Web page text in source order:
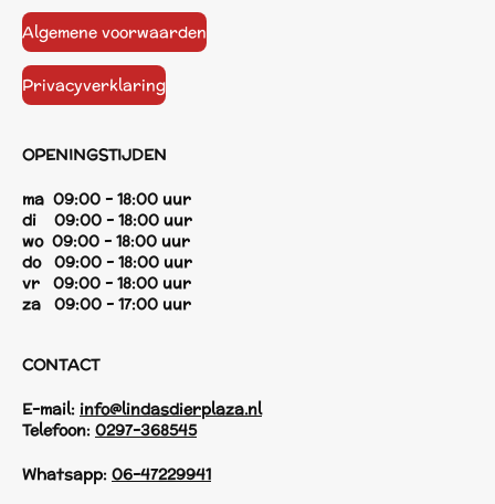
Algemene voorwaarden
Privacyverklaring
OPENINGSTIJDEN
ma 09:00 - 18:00 uur
di 09:00 - 18:00 uur
wo 09:00 - 18:00 uur
do 09:00 - 18:00 uur
vr 09:00 - 18:00 uur
za 09:00 - 17:00 uur
CONTACT
E-mail: info@lindasdierplaza.nl
Telefoon: 0297-368545
Whatsapp: 06-47229941